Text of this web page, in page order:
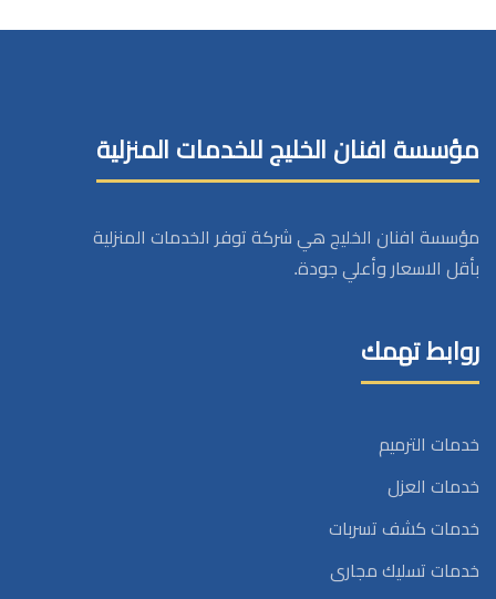
مؤسسة افنان الخليج للخدمات المنزلية
مؤسسة افنان الخليج هي شركة توفر الخدمات المنزلية
بأقل الاسعار وأعلي جودة.
روابط تهمك
خدمات الترميم
خدمات العزل
خدمات كشف تسربات
خدمات تسليك مجارى